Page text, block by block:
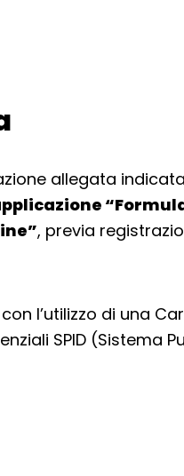
allegata indicata
, previa
l’utilizzo di una
SPID (Sistema